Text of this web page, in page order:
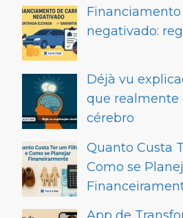
negativado:
Déjà vu
que realmente
cérebro
Quanto Custa
Como se